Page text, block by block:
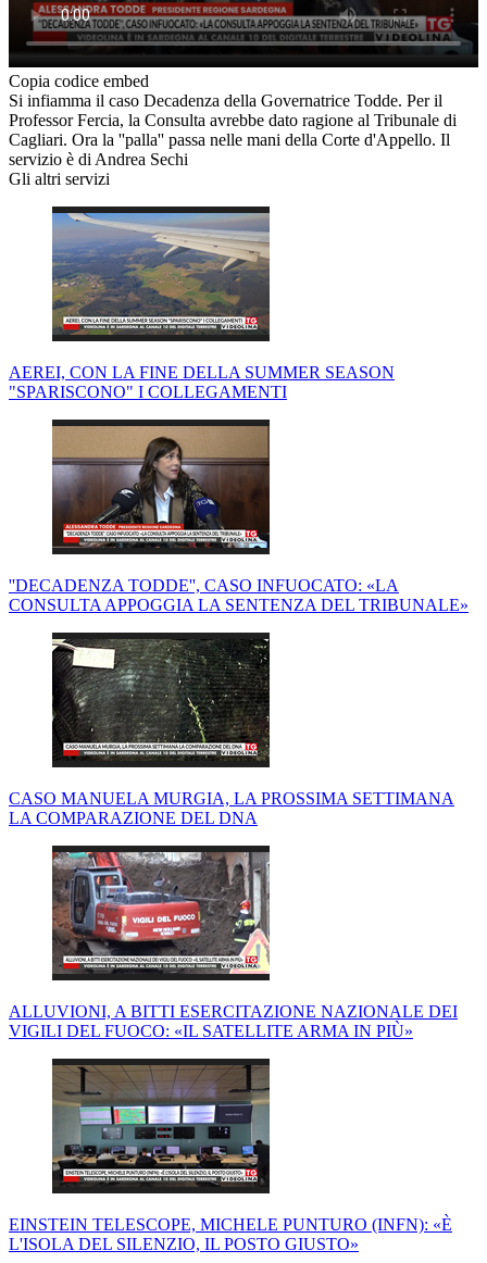
Copia codice embed
Si infiamma il caso Decadenza della Governatrice Todde. Per il
Professor Fercia, la Consulta avrebbe dato ragione al Tribunale di
Cagliari. Ora la ''palla'' passa nelle mani della Corte d'Appello. Il
servizio è di Andrea Sechi
Gli altri servizi
AEREI, CON LA FINE DELLA SUMMER SEASON
"SPARISCONO" I COLLEGAMENTI
''DECADENZA TODDE'', CASO INFUOCATO: «LA
CONSULTA APPOGGIA LA SENTENZA DEL TRIBUNALE»
CASO MANUELA MURGIA, LA PROSSIMA SETTIMANA
LA COMPARAZIONE DEL DNA
ALLUVIONI, A BITTI ESERCITAZIONE NAZIONALE DEI
VIGILI DEL FUOCO: «IL SATELLITE ARMA IN PIÙ»
EINSTEIN TELESCOPE, MICHELE PUNTURO (INFN): «È
L'ISOLA DEL SILENZIO, IL POSTO GIUSTO»